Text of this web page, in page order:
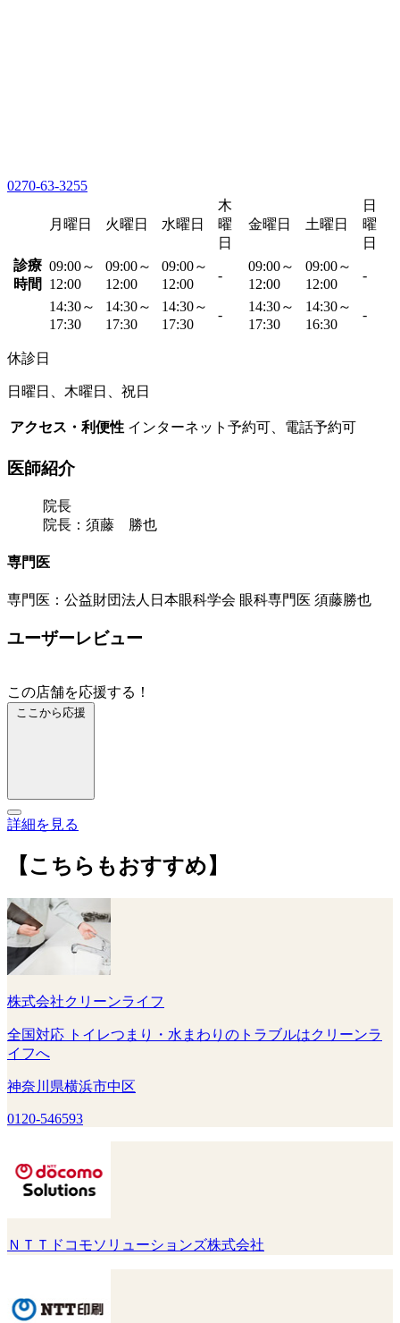
0270-63-3255
月曜日 火曜日 水曜日
木
曜
日
金曜日 土曜日
日
曜
日
診療
時間
09:00～
12:00
09:00～
12:00
09:00～
12:00
-
09:00～
12:00
09:00～
12:00
-
14:30～
17:30
14:30～
17:30
14:30～
17:30
-
14:30～
17:30
14:30～
16:30
-
休診日
日曜日、木曜日、祝日
アクセス・利便性 インターネット予約可、電話予約可
医師紹介
院長
院長：須藤 勝也
専門医
専門医：公益財団法人日本眼科学会 眼科専門医 須藤勝也
ユーザーレビュー
この店舗を応援する！
ここから応援
詳細を見る
【こちらもおすすめ】
株式会社クリーンライフ
全国対応 トイレつまり・水まわりのトラブルはクリーンラ
イフへ
神奈川県横浜市中区
0120-546593
ＮＴＴドコモソリューションズ株式会社